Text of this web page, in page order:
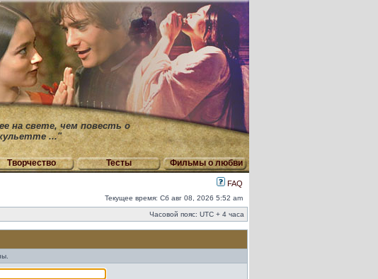
на свете, чем повесть о
..."
Творчество Тесты Фильмы о любви
FAQ
Текущее время: Сб авг 08, 2026 5:52 am
Часовой пояс: UTC + 4 часа